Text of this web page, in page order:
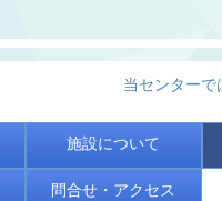
当センターで
施設について
問合せ・アクセス